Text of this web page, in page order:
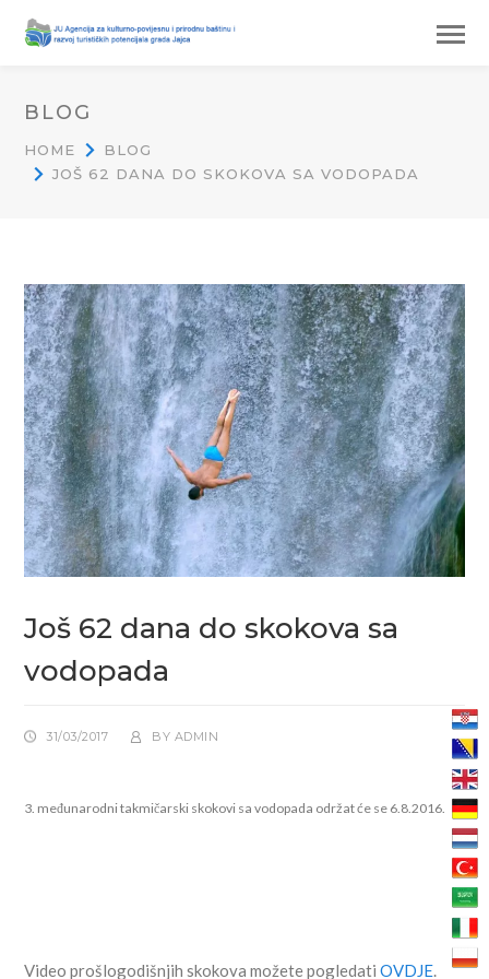
BLOG
HOME
BLOG
JOŠ 62 DANA DO SKOKOVA SA VODOPADA
Još 62 dana do skokova sa
vodopada
31/03/2017 BY ADMIN
3. međunarodni takmičarski skokovi sa vodopada održat će se 6.8.2016.
Video prošlogodišnjih skokova možete pogledatiOVDJE.